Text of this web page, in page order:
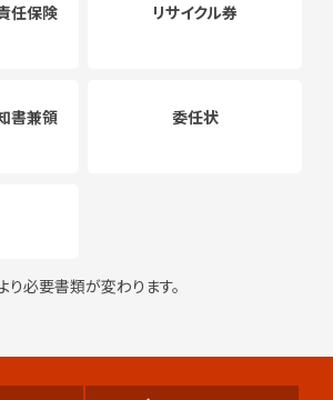
任保険
リサイクル券
書兼領
委任状
必要書類が変わります。